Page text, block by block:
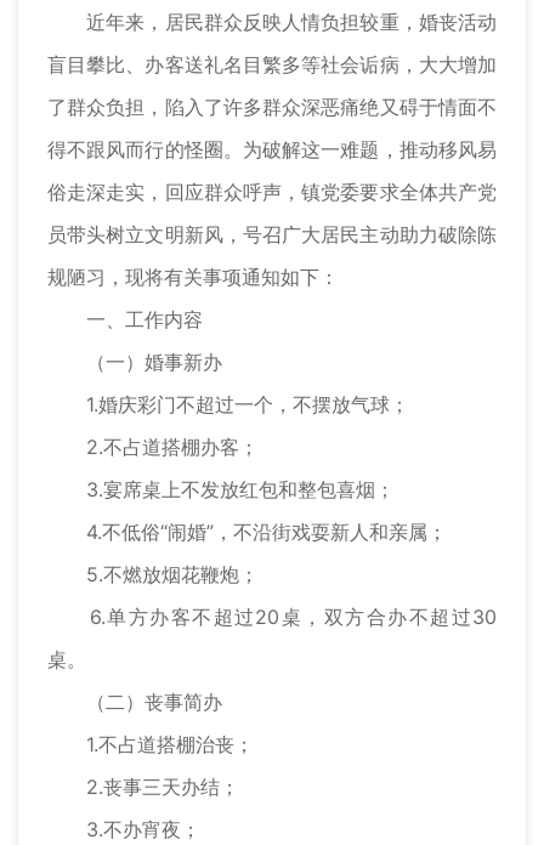
近年来，居民群众反映人情负担较重，婚丧活动
盲目攀比、办客送礼名目繁多等社会诟病，大大增加
了群众负担，陷入了许多群众深恶痛绝又碍于情面不
得不跟风而行的怪圈。为破解这一难题，推动移风易
俗走深走实，回应群众呼声，镇党委要求全体共产党
员带头树立文明新风，号召广大居民主动助力破除陈
规陋习，现将有关事项通知如下：
一、工作内容
（一）婚事新办
1.婚庆彩门不超过一个，不摆放气球；
2.不占道搭棚办客；
3.宴席桌上不发放红包和整包喜烟；
4.不低俗“闹婚”，不沿街戏耍新人和亲属；
5.不燃放烟花鞭炮；
6.单方办客不超过20桌，双方合办不超过30
桌。
（二）丧事简办
1.不占道搭棚治丧；
2.丧事三天办结；
3.不办宵夜；